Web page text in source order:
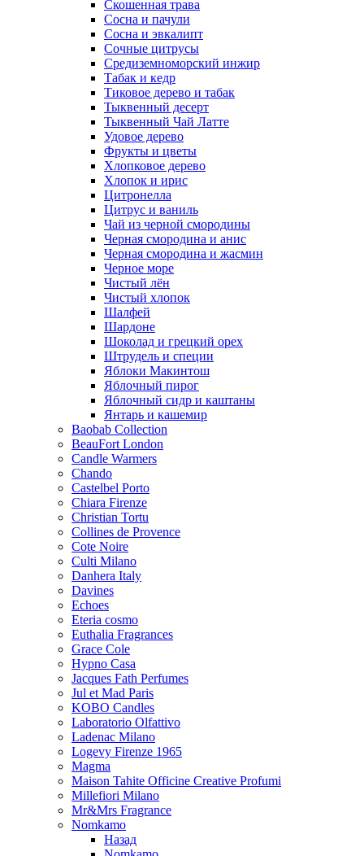
Скошенная трава
Сосна и пачули
Сосна и эвкалипт
Сочные цитрусы
Средиземноморский инжир
Табак и кедр
Тиковое дерево и табак
Тыквенный десерт
Тыквенный Чай Латте
Удовое дерево
Фрукты и цветы
Хлопковое дерево
Хлопок и ирис
Цитронелла
Цитрус и ваниль
Чай из черной смородины
Черная смородина и анис
Черная смородина и жасмин
Черное море
Чистый лён
Чистый хлопок
Шалфей
Шардоне
Шоколад и грецкий орех
Штрудель и специи
Яблоки Макинтош
Яблочный пирог
Яблочный сидр и каштаны
Янтарь и кашемир
Baobab Collection
BeauFort London
Candle Warmers
Chando
Castelbel Porto
Chiara Firenze
Christian Tortu
Collines de Provence
Cote Noire
Culti Milano
Danhera Italy
Davines
Echoes
Eteria cosmo
Euthalia Fragrances
Grace Cole
Hypno Casa
Jacques Fath Perfumes
Jul et Mad Paris
KOBO Candles
Laboratorio Olfattivo
Ladenac Milano
Logevy Firenze 1965
Magma
Maison Tahite Officine Creative Profumi
Millefiori Milano
Mr&Mrs Fragrance
Nomkamo
Назад